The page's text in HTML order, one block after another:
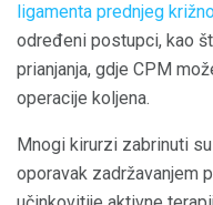
ligamenta prednjeg
određeni postupci, kao
prianjanja, gdje CPM
operacije koljena.
Mnogi kirurzi zabrinuti
oporavak zadržavanjem